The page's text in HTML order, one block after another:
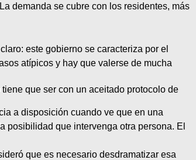
demanda se cubre con los residentes, más
este gobierno se caracteriza por el
atípicos y hay que valerse de mucha
que ser con un aceitado protocolo de
a disposición cuando ve que en una
posibilidad que intervenga otra persona. El
que es necesario desdramatizar esa